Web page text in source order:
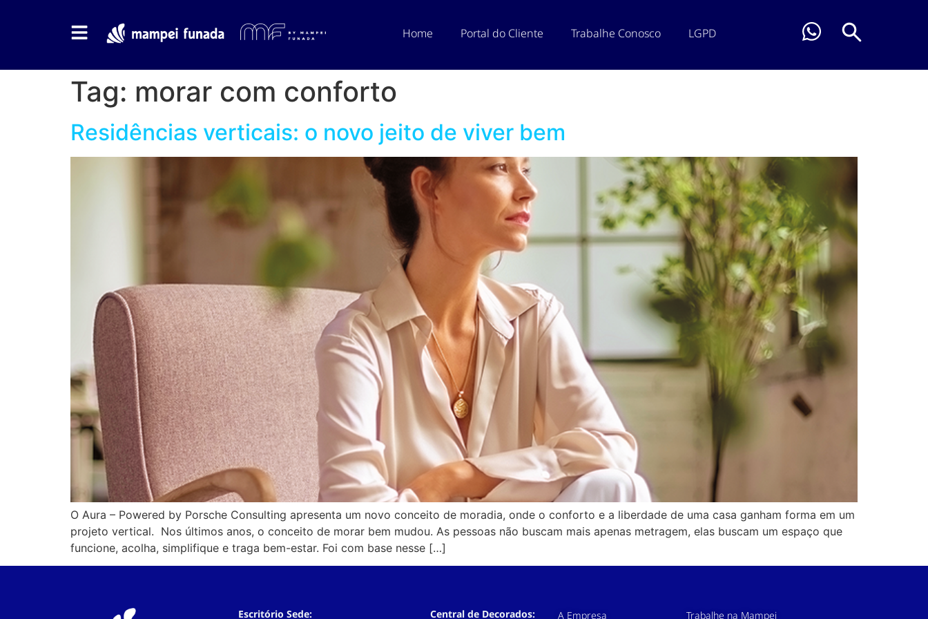
Home Portal do Cliente Trabalhe Conosco LGPD
Tag: morar com conforto
Residências verticais: o novo jeito de viver bem
O Aura – Powered by Porsche Consulting apresenta um novo conceito de moradia, onde o conforto e a liberdade de uma casa ganham forma em um
projeto vertical. Nos últimos anos, o conceito de morar bem mudou. As pessoas não buscam mais apenas metragem, elas buscam um espaço que
funcione, acolha, simplifique e traga bem-estar. Foi com base nesse […]
Escritório Sede: Central de Decorados: A Empresa Trabalhe na Mampei